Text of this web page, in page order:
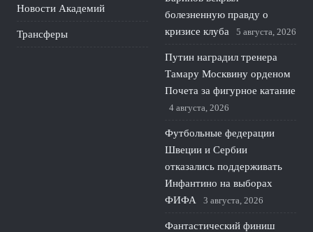
Новости Академий
Трансферы
болезненную правду о
кризисе клуба
5 августа, 2026
Путин наградил тренера
Тамару Москвину орденом
Почета за фигурное катание
4 августа, 2026
Футбольные федерации
Швеции и Сербии
отказались поддерживать
Инфантино на выборах
ФИФА
3 августа, 2026
Фантастический финиш